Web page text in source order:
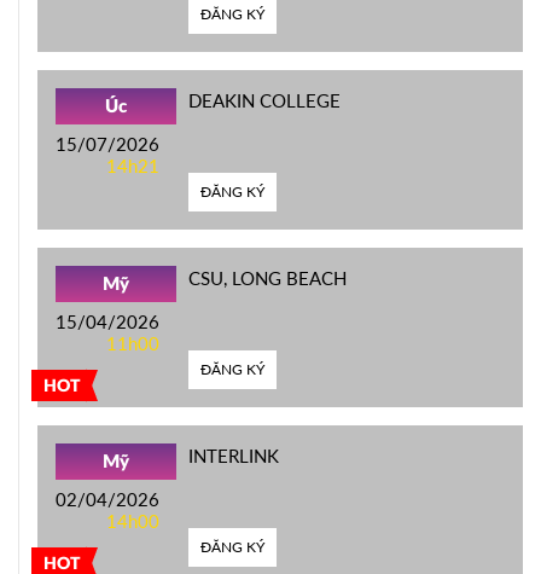
ĐĂNG KÝ
Úc
15/07/2026
14h21
DEAKIN COLLEGE
ĐĂNG KÝ
HOT
Mỹ
15/04/2026
11h00
CSU, LONG BEACH
ĐĂNG KÝ
HOT
Mỹ
02/04/2026
14h00
INTERLINK
ĐĂNG KÝ